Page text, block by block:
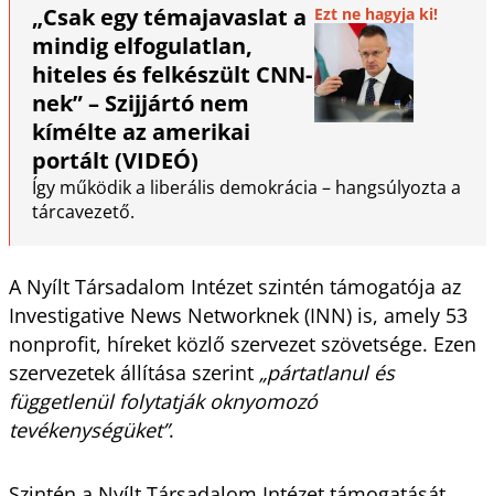
„Csak egy témajavaslat a
mindig elfogulatlan,
hiteles és felkészült CNN-
nek” – Szijjártó nem
kímélte az amerikai
portált (VIDEÓ)
Ezt ne hagyja ki!
Így működik a liberális demokrácia – hangsúlyozta a
tárcavezető.
A Nyílt Társadalom Intézet szintén támogatója az
Investigative News Networknek (INN) is, amely 53
nonprofit, híreket közlő szervezet szövetsége. Ezen
szervezetek állítása szerint „pártatlanul és
függetlenül folytatják oknyomozó
tevékenységüket”.